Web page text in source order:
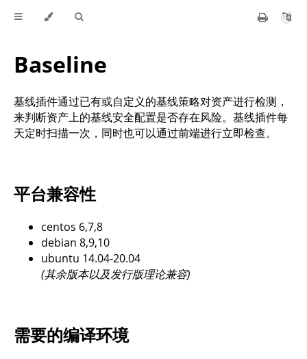
Baseline
基线插件通过已有或自定义的基线策略对资产进行检测，
来判断资产上的基线安全配置是否存在风险。基线插件每
天定时扫描一次，同时也可以通过前端进行立即检查。
平台兼容性
centos 6,7,8
debian 8,9,10
ubuntu 14.04-20.04
(其余版本以及发行版理论兼容)
需要的编译环境